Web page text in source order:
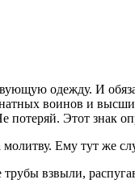
одежду. И
воинов и
Этот знак
Ему тут же
взвыли,